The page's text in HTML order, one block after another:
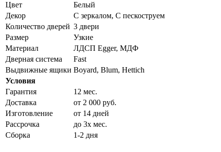
Цвет
Белый
Декор
С зеркалом, С пескоструем
Количество дверей 3 двери
Размер
Узкие
Материал
ЛДСП Egger, МДФ
Дверная система
Fast
Выдвижные ящики Boyard, Blum, Hettich
Условия
Гарантия
12 мес.
Доставка
от 2 000 руб.
Изготовление
от 14 дней
Рассрочка
до 3х мес.
Сборка
1-2 дня